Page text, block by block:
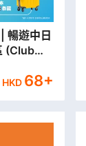
暢遊中日
(Club
HKD 68+